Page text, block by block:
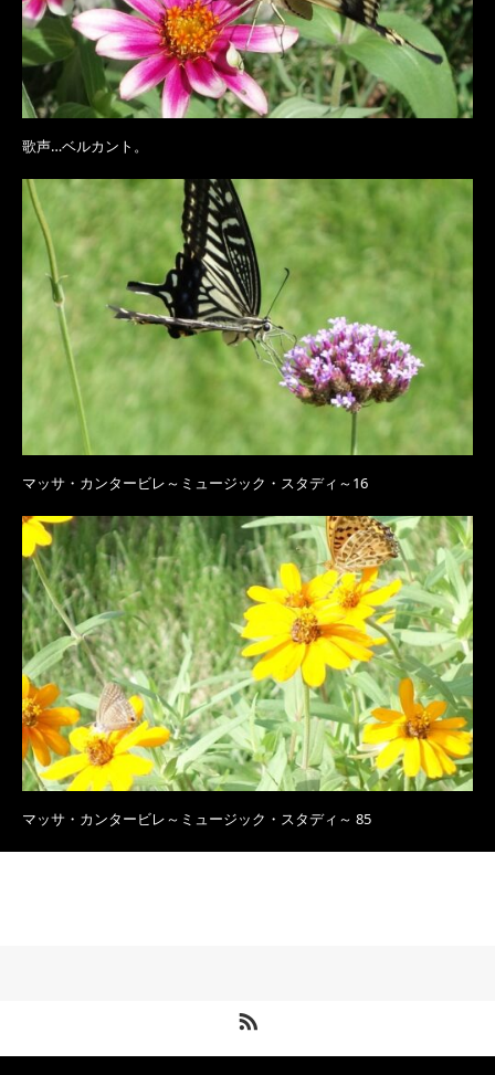
歌声…ベルカント。
マッサ・カンタービレ～ミュージック・スタディ～16
マッサ・カンタービレ～ミュージック・スタディ～ 85